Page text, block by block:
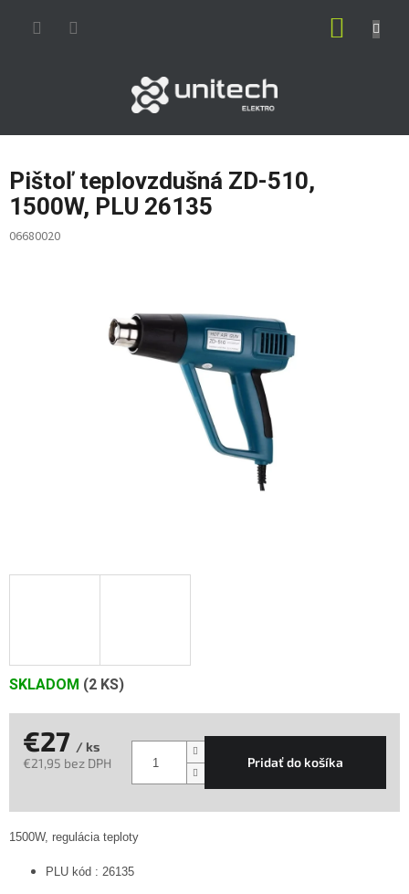
Pištoľ teplovzdušná ZD-510,
1500W, PLU 26135
06680020
SKLADOM (2 KS)
€27 / ks
€21,95 bez DPH
Pridať do košíka
1500W, regulácia teploty
PLU kód : 26135